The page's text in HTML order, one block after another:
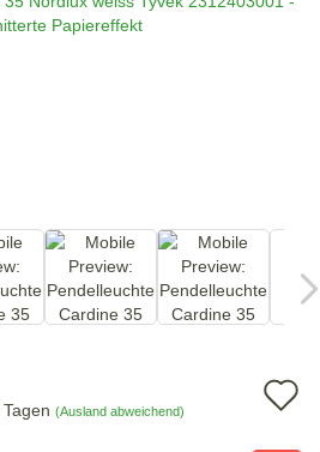
(Ausland abweichend)